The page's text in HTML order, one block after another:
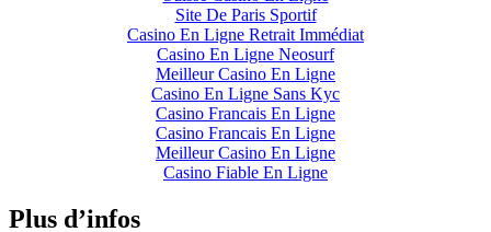
Site De Paris Sportif
Casino En Ligne Retrait Immédiat
Casino En Ligne Neosurf
Meilleur Casino En Ligne
Casino En Ligne Sans Kyc
Casino Francais En Ligne
Casino Francais En Ligne
Meilleur Casino En Ligne
Casino Fiable En Ligne
Plus d’infos